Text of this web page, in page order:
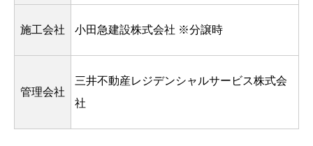
施工会社 小田急建設株式会社 ※分譲時
管理会社
三井不動産レジデンシャルサービス株式会
社